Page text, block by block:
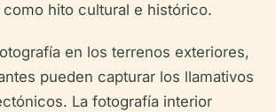
hito cultural e histórico.
en los terrenos exteriores,
pueden capturar los llamativos
La fotografía interior